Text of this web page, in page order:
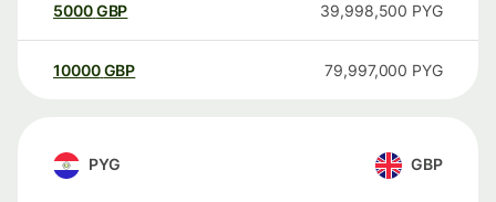
5000GBP 39,998,500 PYG
10000 GBP 79,997,000 PYG
PYG GBP